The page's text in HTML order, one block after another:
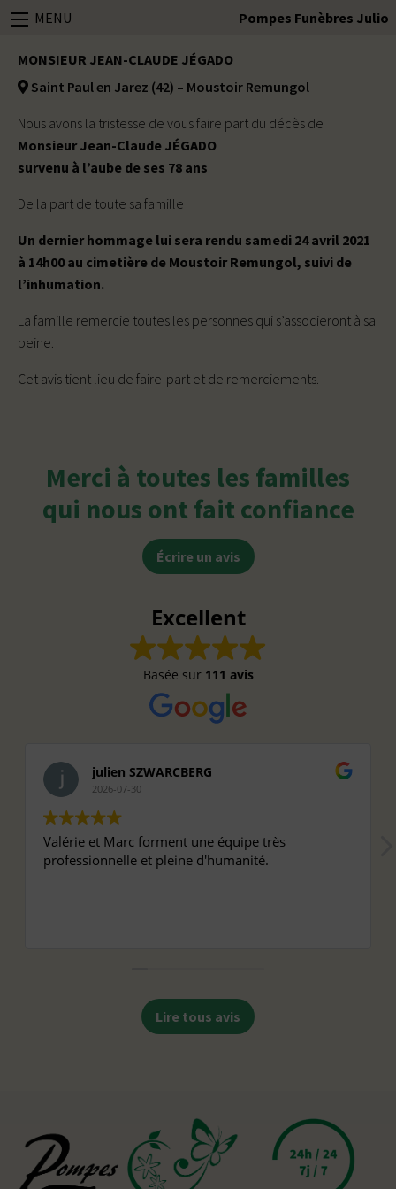
MENU Pompes Funèbres Julio
MONSIEUR JEAN-CLAUDE JÉGADO
Saint Paul en Jarez (42) – Moustoir Remungol
Nous avons la tristesse de vous faire part du décès de
Monsieur Jean-Claude JÉGADO
survenu à l’aube de ses 78 ans
De la part de toute sa famille
Un dernier hommage lui sera rendu samedi 24 avril 2021
à 14h00 au cimetière de Moustoir Remungol, suivi de
l’inhumation.
La famille remercie toutes les personnes qui s’associeront à sa
peine.
Cet avis tient lieu de faire-part et de remerciements.
Merci à toutes les familles
qui nous ont fait confiance
Écrire un avis
Excellent
Basée sur 111 avis
julien SZWARCBERG
2026-07-30
Valérie et Marc forment une équipe très
professionnelle et pleine d'humanité.
Lire tous avis